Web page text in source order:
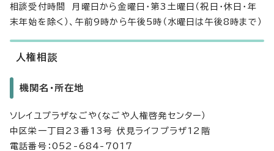
相談受付時間 月曜日から金曜日・第3土曜日（祝日・休日・年
末年始を除く）、午前9時から午後5時（水曜日は午後8時まで）
人権相談
機関名・所在地
ソレイユプラザなごや(なごや人権啓発センター）
中区栄一丁目23番13号 伏見ライフプラザ12階
電話番号：052-684-7017